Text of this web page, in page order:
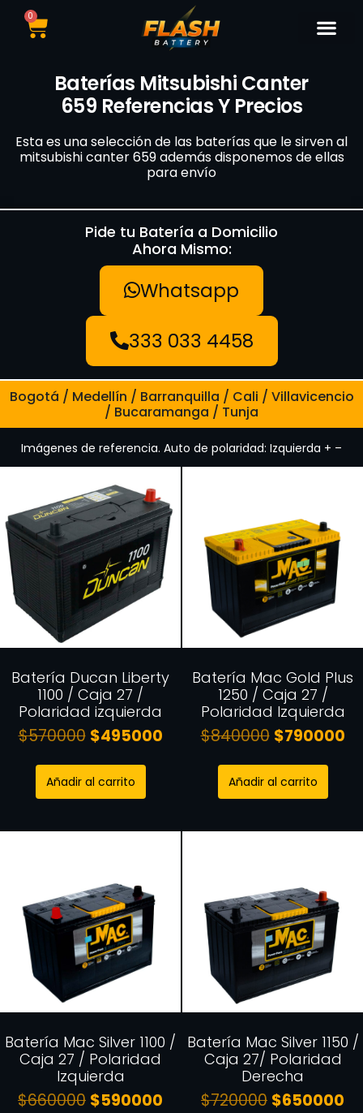
0
Baterías Mitsubishi Canter
659 Referencias Y Precios
Esta es una selección de las baterías que le sirven al
mitsubishi canter 659 además disponemos de ellas
para envío
Pide tu Batería a Domicilio
Ahora Mismo:
Whatsapp
333 033 4458
Bogotá / Medellín / Barranquilla / Cali / Villavicencio
/ Bucaramanga / Tunja
Imágenes de referencia. Auto de polaridad: Izquierda + –
Batería Ducan Liberty
1100 / Caja 27 /
Polaridad izquierda
$570000 $495000
Añadir al carrito
Batería Mac Gold Plus
1250 / Caja 27 /
Polaridad Izquierda
$840000 $790000
Añadir al carrito
Batería Mac Silver 1100 /
Caja 27 / Polaridad
Izquierda
$660000 $590000
Batería Mac Silver 1150 /
Caja 27/ Polaridad
Derecha
$720000 $650000